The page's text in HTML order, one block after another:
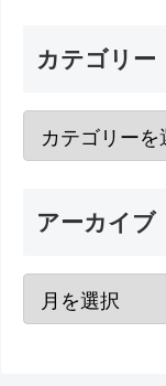
カテゴリー
アーカイブ